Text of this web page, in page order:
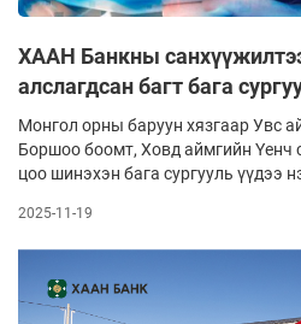
ХААН Банкны
алслагдсан багт бага
Монгол орны баруун хязгаар Увс
Боршоо боомт, Ховд аймгийн Үенч
цоо шинэхэн бага сургууль үүдээ
2025-11-19